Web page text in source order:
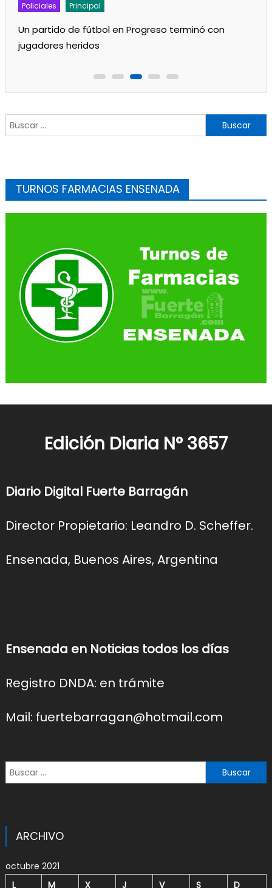
Policiales Principal
Se incendió una vivienda
Buscar:
TURNOS FARMACIAS ENSENADA
Edición Diaria N° 3657
Diario Digital Fuerte Barragán
Director Propietario: Leandro D. Scheffer.
Ensenada, Buenos Aires, Argentina
Ensenada en Noticias todos los días
Registro DNDA: en trámite
Mail: fuertebarragan@hotmail.com
Buscar:
ARCHIVO
octubre 2021
L
M X J V S D